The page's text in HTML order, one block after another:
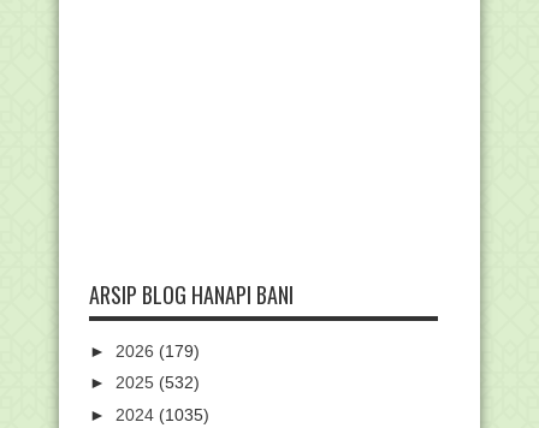
ARSIP BLOG HANAPI BANI
► 2026 (179)
► 2025 (532)
► 2024 (1035)